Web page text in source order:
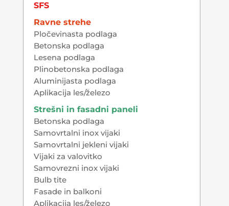
SFS
Ravne strehe
Pločevinasta podlaga
Betonska podlaga
Lesena podlaga
Plinobetonska podlaga
Aluminijasta podlaga
Aplikacija les/železo
Strešni in fasadni paneli
Betonska podlaga
Samovrtalni inox vijaki
Samovrtalni jekleni vijaki
Vijaki za valovitko
Samovrezni inox vijaki
Bulb tite
Fasade in balkoni
Aplikacija les/železo